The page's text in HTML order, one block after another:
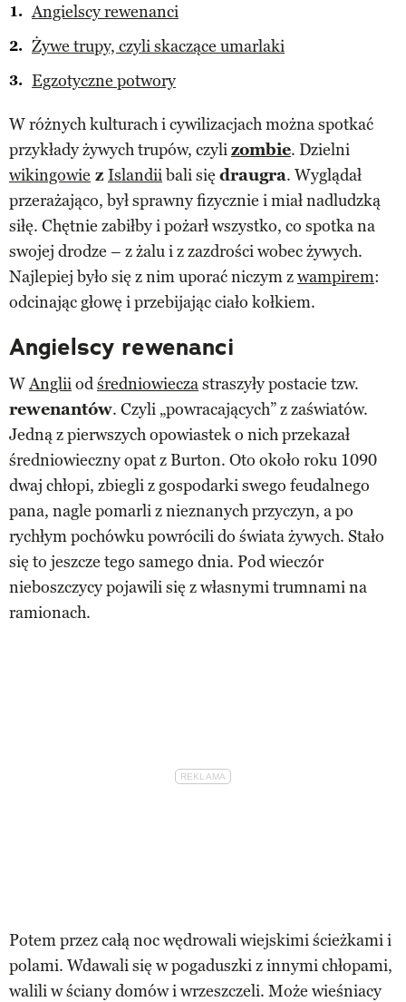
Angielscy rewenanci
Żywe trupy, czyli skaczące umarlaki
Egzotyczne potwory
W różnych kulturach i cywilizacjach można spotkać
przykłady żywych trupów, czylizombie. Dzielni
wikingowie z Islandiibali się draugra. Wyglądał
przerażająco, był sprawny fizycznie i miał nadludzką
siłę. Chętnie zabiłby i pożarł wszystko, co spotka na
swojej drodze – z żalu i z zazdrości wobec żywych.
Najlepiej było się z nim uporać niczym zwampirem:
odcinając głowę i przebijając ciało kołkiem.
Angielscy rewenanci
WAngliiodśredniowieczastraszyły postacie tzw.
rewenantów. Czyli „powracających” z zaświatów.
Jedną z pierwszych opowiastek o nich przekazał
średniowieczny opat z Burton. Oto około roku 1090
dwaj chłopi, zbiegli z gospodarki swego feudalnego
pana, nagle pomarli z nieznanych przyczyn, a po
rychłym pochówku powrócili do świata żywych. Stało
się to jeszcze tego samego dnia. Pod wieczór
nieboszczycy pojawili się z własnymi trumnami na
ramionach.
Potem przez całą noc wędrowali wiejskimi ścieżkami i
polami. Wdawali się w pogaduszki z innymi chłopami,
walili w ściany domów i wrzeszczeli. Może wieśniacy